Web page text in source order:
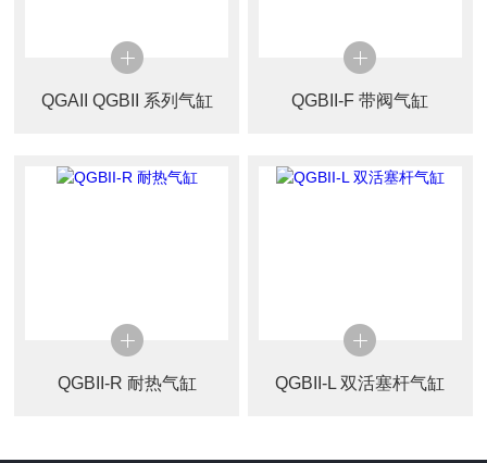
QGAII QGBII 系列气缸 QGBII-F 带阀气缸
QGBII-R 耐热气缸 QGBII-L 双活塞杆气缸